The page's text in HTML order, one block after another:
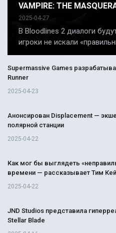
VAMPIRE: THE
2025-04-27
В Bloodlines 2 диалоги
игроки не искали
Supermassive Games
Runner
2025-04-23
Анонсирован Displacement —
полярной станции
2025-04-22
Как мог бы выглядеть
времени — рассказывает Тим
2025-04-22
JND Studios представила
Stellar Blade